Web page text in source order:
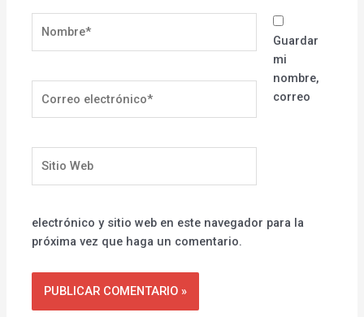
electrónico*
Web
Guardar
mi
nombre,
correo
electrónico y sitio web en este navegador para la
próxima vez que haga un comentario.